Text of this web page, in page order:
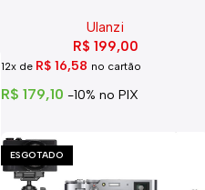
Ulanzi
R$ 199,00
12x de R$ 16,58 no cartão
R$ 179,10 -10% no PIX
ESGOTADO